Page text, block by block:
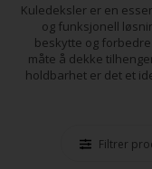
Kuledeksler er en
og funksjonell
beskytte og
måte å dekke
holdbarhet er det et
Filtrer